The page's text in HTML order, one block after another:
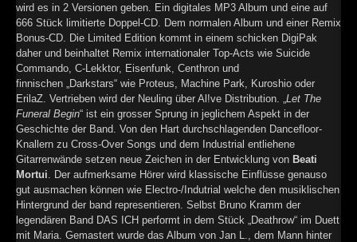
wird es in 2 Versionen geben. Ein digitales MP3 Album und eine auf
666 Stück limitierte Doppel-CD. Dem normalen Album und einer Remix
Bonus-CD. Die Limited Edition kommt in einem schicken DigiPak
daher und beinhaltet Remix internationaler Top-Acts wie Suicide
Commando, C-Lekktor, Eisenfunk, Centhron und
finnischen „Darkstars“ wie Proteus, Machine Park, Kuroshio oder
ErilaZ. Vertrieben wird der Neuling über Al!ve Distribution. „ Let The
Funeral Begin“ ist ein grosser Sprung in jeglichem Aspekt in der
Geschichte der Band. Von den Hart durchschlagenden Dancefloor-
Knallern zu Cross-Over Songs und dem Industrial entliehene
Gitarrenwände setzen neue Zeichen in der Entwicklung von Beati
Mortui . Der aufmerksame Hörer wird klassische Einflüsse genauso
gut ausmachen können wie Electro-/Indutrial welche den musiklischen
Hintergrund der band representieren. Selbst Bruno Kramm der
legendären Band DAS ICH performt in dem Stück „Deathrow“ im Duett
mit Maria. Gemastert wurde das Album von Jan L., dem Mann hinter